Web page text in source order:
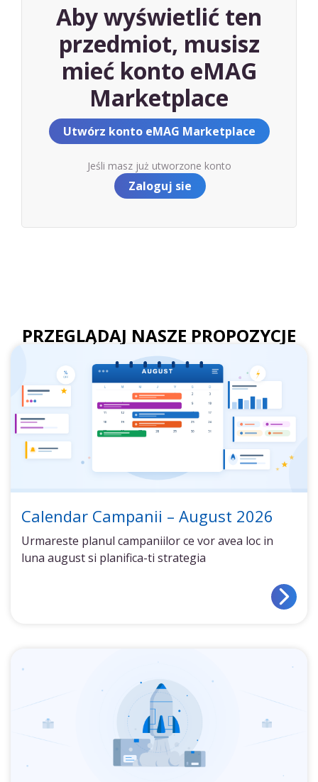
Aby wyświetlić ten
przedmiot, musisz
mieć konto eMAG
Marketplace
Utwórz konto eMAG Marketplace
Jeśli masz już utworzone konto
Zaloguj sie
PRZEGLĄDAJ NASZE PROPOZYCJE
Calendar Campanii – August 2026
Urmareste planul campaniilor ce vor avea loc in
luna august si planifica-ti strategia